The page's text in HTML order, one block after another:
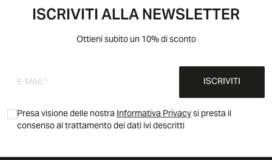
ISCRIVITI ALLA NEWSLETTER
Ottieni subito un 10% di sconto
ISCRIVITI
Presa visione delle nostraInformativa Privacysi presta il
consenso al trattamento dei dati ivi descritti